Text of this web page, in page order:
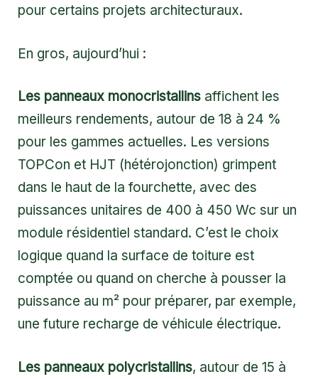
pour certains projets architecturaux.
En gros, aujourd’hui :
Les panneaux monocristallins affichent les
meilleurs rendements, autour de 18 à 24 %
pour les gammes actuelles. Les versions
TOPCon et HJT (hétérojonction) grimpent
dans le haut de la fourchette, avec des
puissances unitaires de 400 à 450 Wc sur un
module résidentiel standard. C’est le choix
logique quand la surface de toiture est
comptée ou quand on cherche à pousser la
puissance au m² pour préparer, par exemple,
une future recharge de véhicule électrique.
Les panneaux polycristallins, autour de 15 à